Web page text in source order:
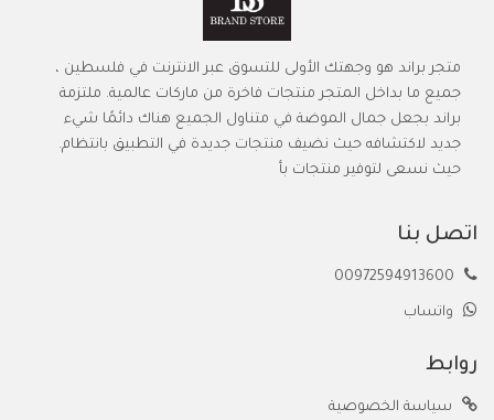
متجر براند هو وجهتك الأولى للتسوق عبر الانترنت في فلسطين ،
جميع ما بداخل المتجر منتجات فاخرة من ماركات عالمية. ملتزمة
براند بجعل جمال الموضة في متناول الجميع هناك دائمًا شيء
جديد لاكتشافه حيث نضيف منتجات جديدة في التطبيق بانتظام.
حيث نسعى لتوفير منتجات بأ
اتصل بنا
واتساب
روابط
سياسة الخصوصية